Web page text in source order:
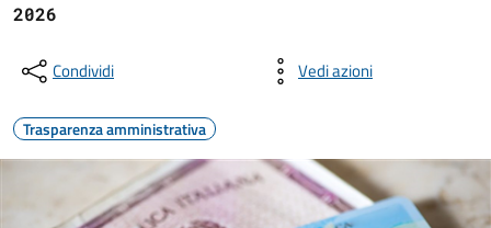
2026
Condividi Vedi azioni
Trasparenza amministrativa